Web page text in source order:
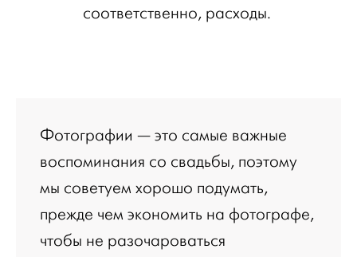
соответственно, расходы.
Фотографии — это самые важные
воспоминания со свадьбы, поэтому
мы советуем хорошо подумать,
прежде чем экономить на фотографе,
чтобы не разочароваться